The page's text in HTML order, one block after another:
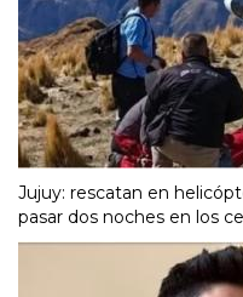
Jujuy: rescatan en
pasar dos noches en los